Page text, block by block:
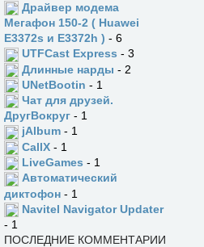
Драйвер модема
Мегафон 150-2 ( Huawei
E3372s и E3372h ) - 6
UTFCast Express - 3
Длинные нарды - 2
UNetBootin - 1
Чат для друзей.
ДругВокруг - 1
jAlbum - 1
CallX - 1
LiveGames - 1
Автоматический
диктофон - 1
Navitel Navigator Updater
- 1
ПОСЛЕДНИЕ КОММЕНТАРИИ